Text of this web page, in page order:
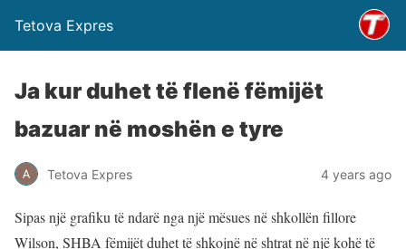
Tetova Expres
Ja kur duhet të flenë fëmijët
bazuar në moshën e tyre
Tetova Expres 4 years ago
Sipas një grafiku të ndarë nga një mësues në shkollën fillore
Wilson, SHBA fëmijët duhet të shkojnë në shtrat në një kohë të